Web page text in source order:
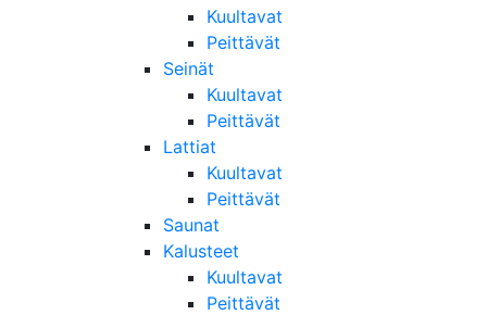
Kuultavat
Peittävät
Seinät
Kuultavat
Peittävät
Lattiat
Kuultavat
Peittävät
Saunat
Kalusteet
Kuultavat
Peittävät